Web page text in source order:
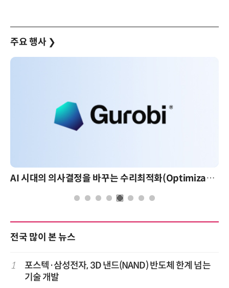
주요 행사 ❯
AI 시대의 의사결정을 바꾸는 수리최적화(Optimization): 실제 산업 적용 사례와 활용 전략
전국 많이 본 뉴스
1
포스텍·삼성전자, 3D 낸드(NAND) 반도체 한계 넘는
기술 개발